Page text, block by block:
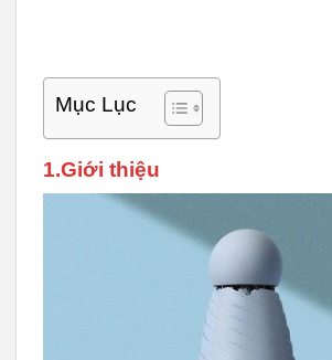
Mục Lục
1.Giới thiệu